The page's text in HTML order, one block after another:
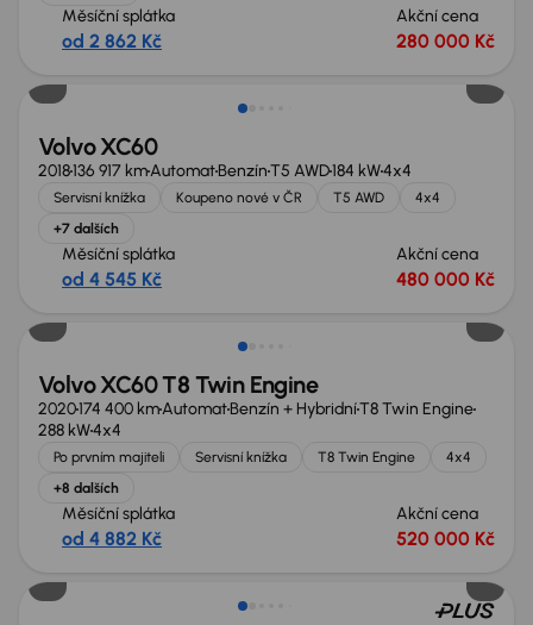
Měsíční splátka
od 2 862 Kč
Akční cena
280 000 Kč
Volvo XC60
2018136 917 kmAutomatBenzínT5 AWD184 kW4x4
Servisní knížka Koupeno nové v ČR T5 AWD
4x4
+7 dalších
Měsíční splátka
od 4 545 Kč
Akční cena
480 000 Kč
Zlevněno o 20 000 Kč
Volvo XC60 T8 Twin Engine
2020174 400 kmAutomatBenzín + HybridníT8 Twin Engine
288 kW4x4
Po prvním majiteli Servisní knížka T8 Twin Engine
4x4
+8 dalších
Měsíční splátka
od 4 882 Kč
Akční cena
520 000 Kč